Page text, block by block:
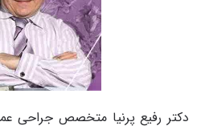
دکتر رفیع پرنیا متخصص